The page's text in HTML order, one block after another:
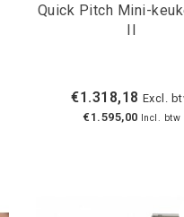
Quick Pitch Mini-
II
€1.318,18 Excl.
€1.595,00 Incl. btw